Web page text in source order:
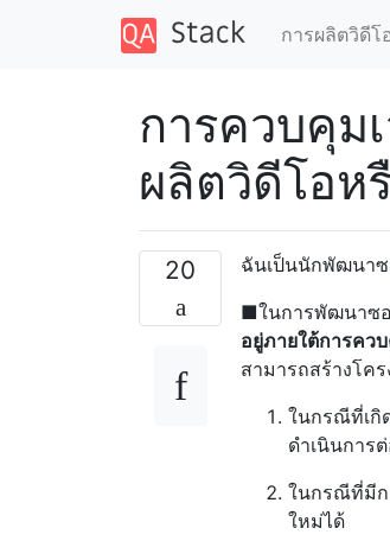
การผลิตวิดีโ
การควบคุม
ผลิตวิดีโอห
20
ฉันเป็นนักพัฒนาซ
■ในการพัฒนาซ
อยู่ภายใต้การคว
สามารถสร้างโค
ในกรณีที่เกิ
ดำเนินการ
ในกรณีที่มีก
ใหม่ได้